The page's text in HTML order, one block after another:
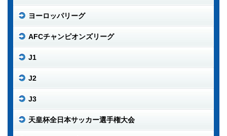
ヨーロッパリーグ
AFCチャンピオンズリーグ
J1
J2
J3
天皇杯全日本サッカー選手権大会